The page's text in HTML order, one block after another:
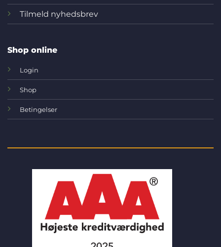
Tilmeld nyhedsbrev
Shop online
Login
Shop
Betingelser